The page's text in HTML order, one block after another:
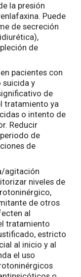
la presión
Puede
de secreción
de
pacientes con
suicida y
de
tratamiento ya
o intento de
Reducir
de
de
agitación
niveles de
de otros
al
tratamiento
estricto
al inicio y al
el uso